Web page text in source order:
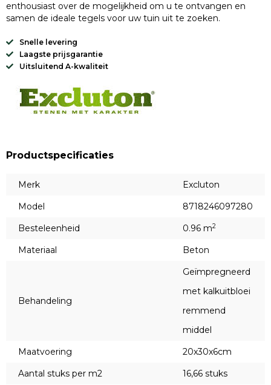
enthousiast over de mogelijkheid om u te ontvangen en
samen de ideale tegels voor uw tuin uit te zoeken.
Snelle levering
Laagste prijsgarantie
Uitsluitend A-kwaliteit
Productspecificaties
Merk
Excluton
Model
8718246097280
Besteleenheid
0.96 m2
Materiaal Beton
Behandeling
Geïmpregneerd
met kalkuitbloei
remmend
middel
Maatvoering
20x30x6cm
Aantal stuks per m2
16,66 stuks